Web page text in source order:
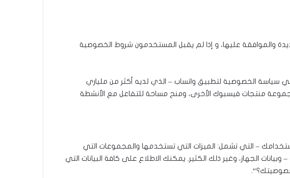
إذا لم يقبل المستخدمون شروط الخصوصية
سياسة الخصوصية لتطبيق واتساب – الذي لديه أكثر من ملياري
منتجات فيسبوك الأخرى، ومنح مساحة للتفاعل مع الأنشطة
– التي تشمل: الميزات التي تستخدمها والمجموعات التي
الجهاز، وغير ذلك الكثير. يمكنك الاطلاع على كافة البيانات التي